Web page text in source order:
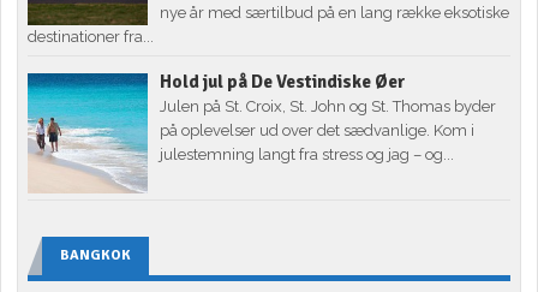
nye år med særtilbud på en lang række eksotiske
destinationer fra...
Hold jul på De Vestindiske Øer
Julen på St. Croix, St. John og St. Thomas byder
på oplevelser ud over det sædvanlige. Kom i
julestemning langt fra stress og jag – og...
BANGKOK